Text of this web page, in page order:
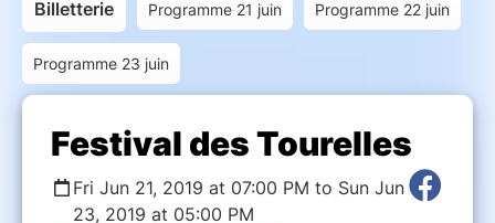
Billetterie Programme 21 juin Programme 22 juin
Programme 23 juin
Festival des Tourelles
Fri Jun 21, 2019 at 07:00 PM to Sun Jun
23, 2019 at 05:00 PM